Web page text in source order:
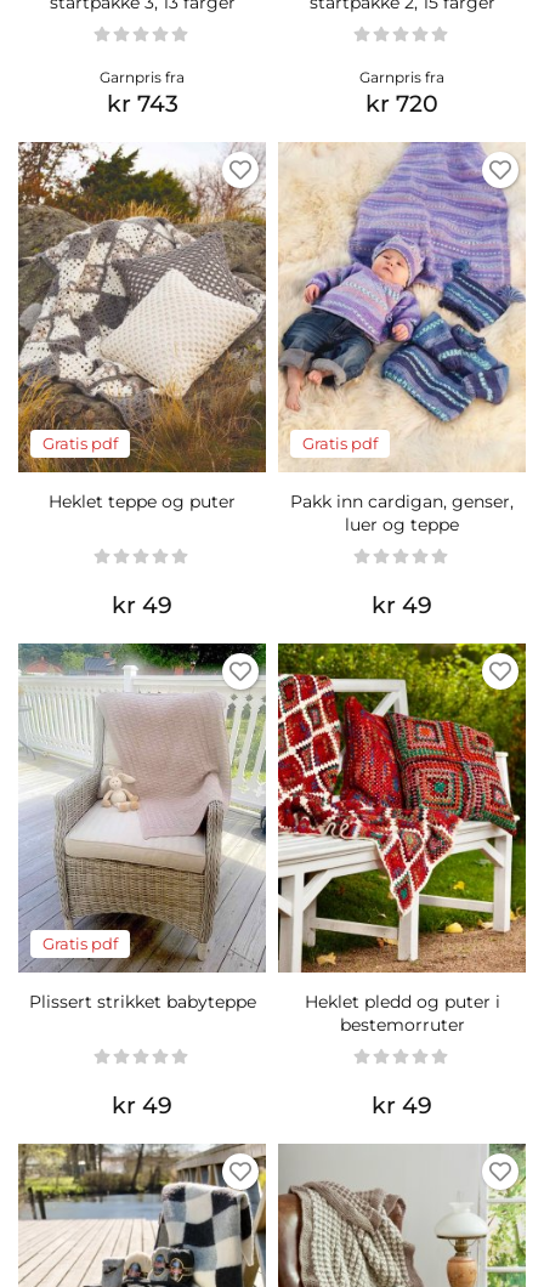
Garnpris fra
kr 743
Garnpris fra
kr 720
Gratis pdf
Heklet teppe og puter
kr 49
Gratis pdf
Pakk inn cardigan, genser,
luer og teppe
kr 49
Gratis pdf
Plissert strikket babyteppe
kr 49
Heklet pledd og puter i
bestemorruter
kr 49